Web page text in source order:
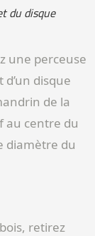
du disque
une perceuse
disque
de la
au centre du
diamètre du
retirez